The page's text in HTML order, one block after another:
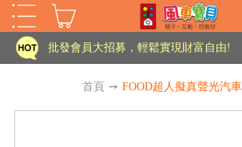
批發會員大招募，輕鬆實現財富自由!
老師您好!!幼教會員火熱招募中~
首頁 ➙ FOOD超人擬真聲光汽